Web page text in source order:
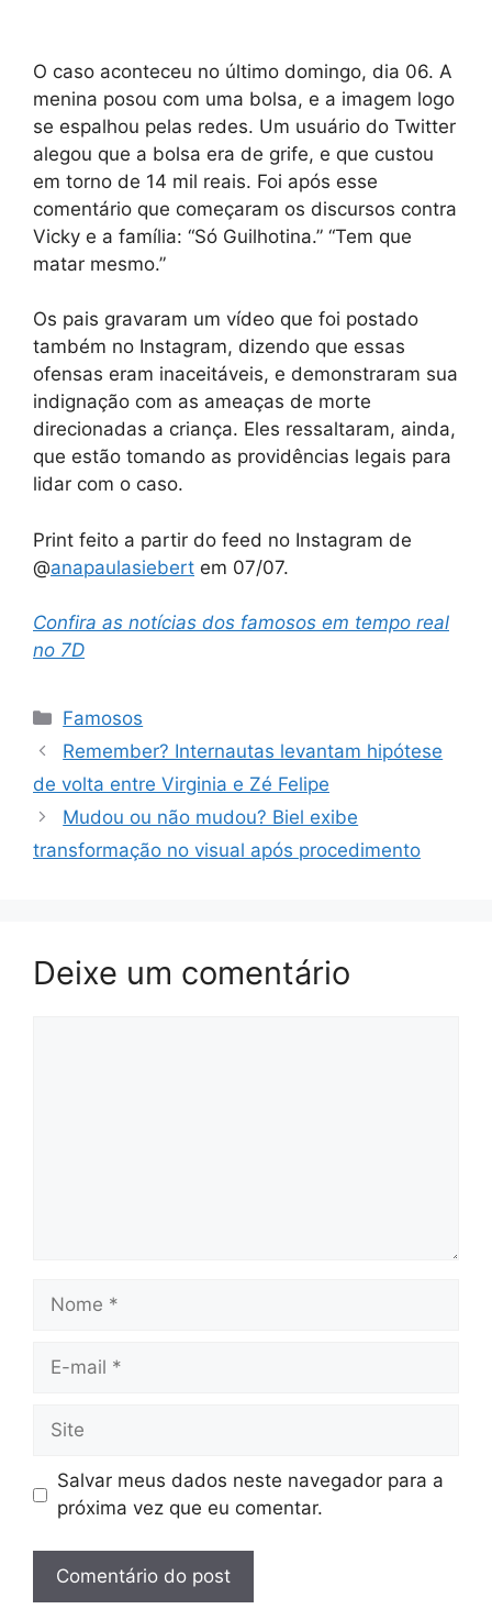
O caso aconteceu no último domingo, dia 06. A
menina posou com uma bolsa, e a imagem logo
se espalhou pelas redes. Um usuário do Twitter
alegou que a bolsa era de grife, e que custou
em torno de 14 mil reais. Foi após esse
comentário que começaram os discursos contra
Vicky e a família: “Só Guilhotina.” “Tem que
matar mesmo.”
Os pais gravaram um vídeo que foi postado
também no Instagram, dizendo que essas
ofensas eram inaceitáveis, e demonstraram sua
indignação com as ameaças de morte
direcionadas a criança. Eles ressaltaram, ainda,
que estão tomando as providências legais para
lidar com o caso.
Print feito a partir do feed no Instagram de
@anapaulasiebert em 07/07.
Confira as notícias dos famosos em tempo real
no 7D
Categorias
Famosos
Remember? Internautas levantam hipótese
de volta entre Virginia e Zé Felipe
Mudou ou não mudou? Biel exibe
transformação no visual após procedimento
Deixe um comentário
Nome
Site
Salvar meus dados neste navegador para a
próxima vez que eu comentar.